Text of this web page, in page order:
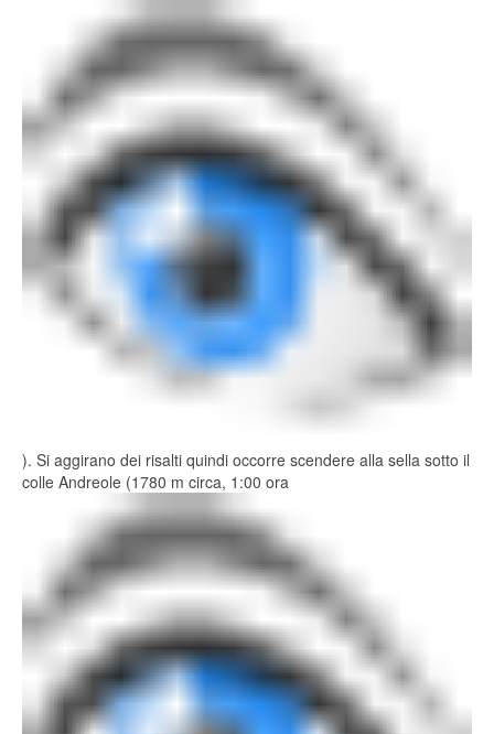
). Si aggirano dei risalti quindi occorre scendere alla sella sotto il
colle Andreole (1780 m circa, 1:00 ora